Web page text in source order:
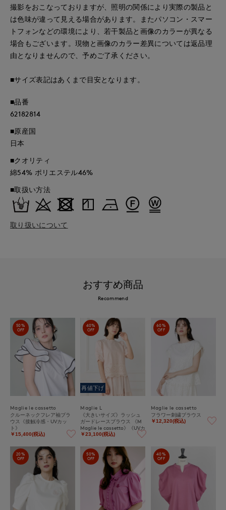
撮影をおこなっておりますが、照明の関係により実際の製品と
は色味が違って見える場合があります。またパソコン・スマー
トフォンなどの環境により、若干製品と画像のカラーが異なる
場合もございます。現物と画像のカラー差異については返品理
由となりませんので、予めご了承ください。
■サイズ表記はあくまで目安となります。
■品番
62182814
■原産国
日本
■クオリティ
綿54% ポリエステル46%
■取扱い方法
取り扱いについて
おすすめ商品
Recommend
50%
OFF
Maglie le cassetto
クルーネックフレア袖ブラ
ウス《接触冷感・UVカッ
ト》
￥15,400(税込)
40%
OFF
再値下げ
Maglie L
《大きいサイズ》ラッシュ
ガードレースブラウス 《M
Maglie le cassetto》《UVカ
ット・撥水加工》
￥23,100(税込)
60%
OFF
Maglie le cassetto
フラワー刺繍ブラウス
￥12,320(税込)
20%
OFF
50%
OFF
40%
OFF